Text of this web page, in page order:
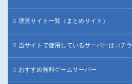
運営サイト一覧（まとめサイト）
当サイトで使用しているサーバーはコチラ
おすすめ無料ゲームサーバー